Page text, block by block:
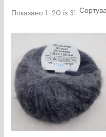
Показано 1–20 із 31